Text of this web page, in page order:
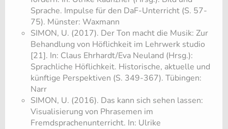
Sprache. Impulse für den DaF-Unterricht (S. 57-
75). Münster: Waxmann
SIMON, U. (2017). Der Ton macht die Musik: Zur
Behandlung von Höflichkeit im Lehrwerk studio
[21]. In: Claus Ehrhardt/Eva Neuland (Hrsg.):
Sprachliche Höflichkeit. Historische, aktuelle und
künftige Perspektiven (S. 349-367). Tübingen:
Narr
SIMON, U. (2016). Das kann sich sehen lassen:
Visualisierung von Phrasemen im
Fremdsprachenunterricht. In: Ulrike